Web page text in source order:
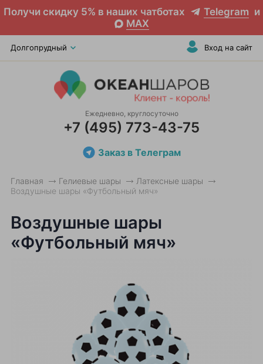
Получи скидку 5% в наших чатботах Telegram и
MAX
Долгопрудный Вход на сайт
Ежедневно, круглосуточно
+7 (495) 773-43-75
Заказ в Телеграм
Главная Гелиевые шары
Латексные шары
Воздушные шары «Футбольный мяч»
Воздушные шары
«Футбольный мяч»